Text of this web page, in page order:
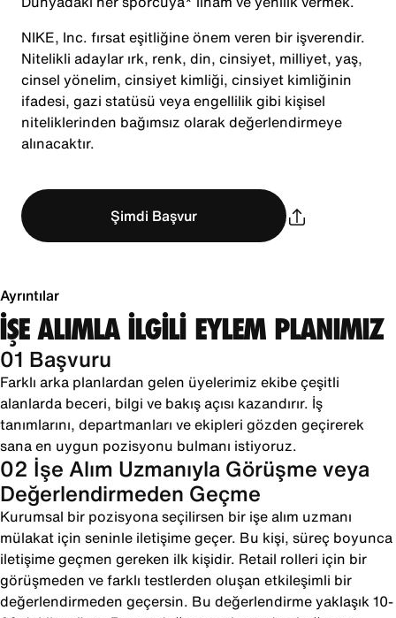
NIKE, Inc. fırsat eşitliğine önem veren bir işverendir.
Nitelikli adaylar ırk, renk, din, cinsiyet, milliyet, yaş,
cinsel yönelim, cinsiyet kimliği, cinsiyet kimliğinin
ifadesi, gazi statüsü veya engellilik gibi kişisel
niteliklerinden bağımsız olarak değerlendirmeye
alınacaktır.
Şimdi Başvur
Ayrıntılar
İŞE ALIMLA İLGİLİ EYLEM PLANIMIZ
01 Başvuru
Farklı arka planlardan gelen üyelerimiz ekibe çeşitli
alanlarda beceri, bilgi ve bakış açısı kazandırır. İş
tanımlarını, departmanları ve ekipleri gözden geçirerek
sana en uygun pozisyonu bulmanı istiyoruz.
02 İşe Alım Uzmanıyla Görüşme veya
Değerlendirmeden Geçme
Kurumsal bir pozisyona seçilirsen bir işe alım uzmanı
mülakat için seninle iletişime geçer. Bu kişi, süreç boyunca
iletişime geçmen gereken ilk kişidir. Retail rolleri için bir
görüşmeden ve farklı testlerden oluşan etkileşimli bir
değerlendirmeden geçersin. Bu değerlendirme yaklaşık 10-